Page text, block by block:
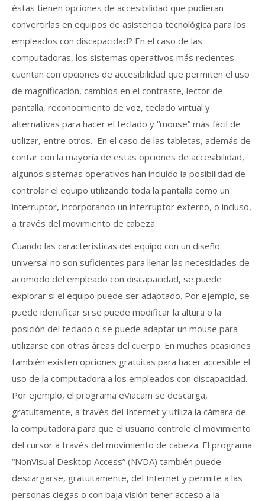
éstas tienen opciones de accesibilidad que pudieran
convertirlas en equipos de asistencia tecnológica para los
empleados con discapacidad? En el caso de las
computadoras, los sistemas operativos más recientes
cuentan con opciones de accesibilidad que permiten el uso
de magnificación, cambios en el contraste, lector de
pantalla, reconocimiento de voz, teclado virtual y
alternativas para hacer el teclado y “mouse” más fácil de
utilizar, entre otros. En el caso de las tabletas, además de
contar con la mayoría de estas opciones de accesibilidad,
algunos sistemas operativos han incluido la posibilidad de
controlar el equipo utilizando toda la pantalla como un
interruptor, incorporando un interruptor externo, o incluso,
a través del movimiento de cabeza.
Cuando las características del equipo con un diseño
universal no son suficientes para llenar las necesidades de
acomodo del empleado con discapacidad, se puede
explorar si el equipo puede ser adaptado. Por ejemplo, se
puede identificar si se puede modificar la altura o la
posición del teclado o se puede adaptar un mouse para
utilizarse con otras áreas del cuerpo. En muchas ocasiones
también existen opciones gratuitas para hacer accesible el
uso de la computadora a los empleados con discapacidad.
Por ejemplo, el programa eViacam se descarga,
gratuitamente, a través del Internet y utiliza la cámara de
la computadora para que el usuario controle el movimiento
del cursor a través del movimiento de cabeza. El programa
“NonVisual Desktop Access” (NVDA) también puede
descargarse, gratuitamente, del Internet y permite a las
personas ciegas o con baja visión tener acceso a la